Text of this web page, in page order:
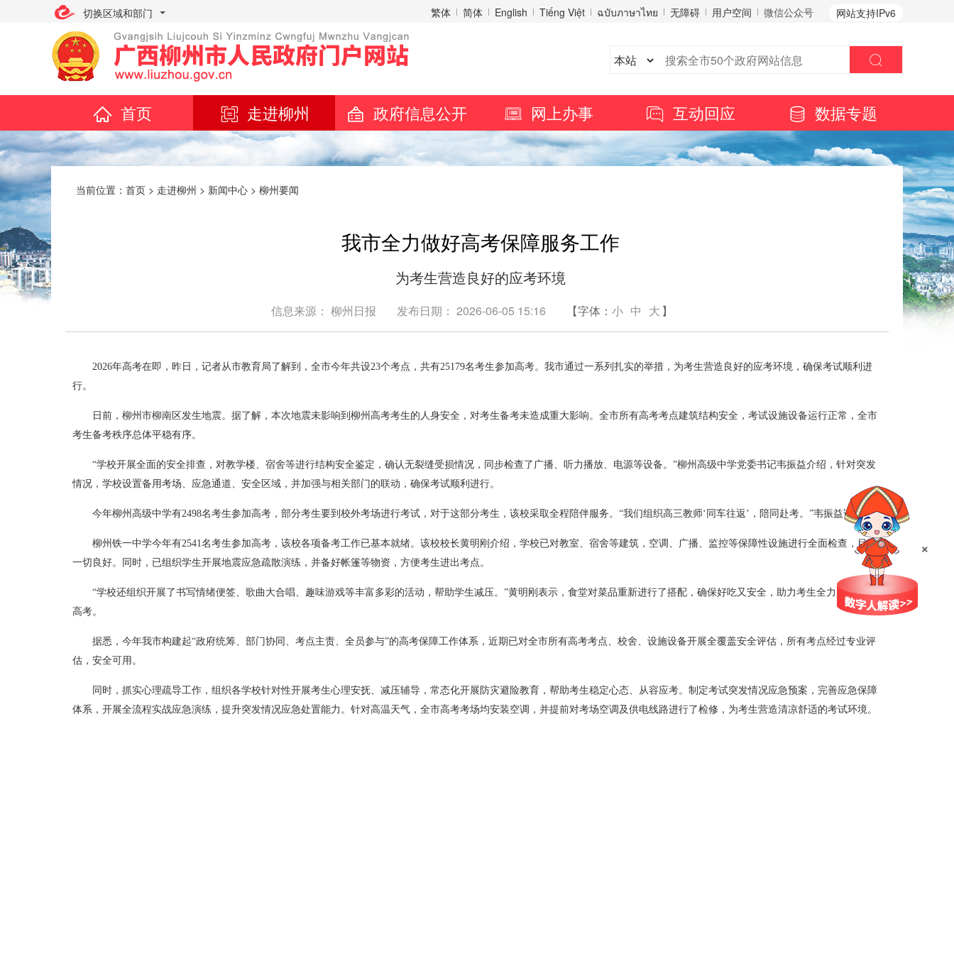
切换区域和部门 网站支持IPv6
繁体 简体 English Tiếng Việt ฉบับภาษาไทย 无障碍 用户空间 微信公众号
首页 走进柳州 政府信息公开 网上办事 互动回应 数据专题
当前位置： 首页 > 走进柳州 > 新闻中心 > 柳州要闻
我市全力做好高考保障服务工作
为考生营造良好的应考环境
信息来源： 柳州日报 发布日期： 2026-06-05 15:16 【字体： 小 中 大 】
2026年高考在即，昨日，记者从市教育局了解到，全市今年共设23个考点，共有25179名考生参加高考。我市通过一系列扎实的举措，为考生营造良好的应考环境，确保考试顺利进
行。
日前，柳州市柳南区发生地震。据了解，本次地震未影响到柳州高考考生的人身安全，对考生备考未造成重大影响。全市所有高考考点建筑结构安全，考试设施设备运行正常，全市
考生备考秩序总体平稳有序。
“学校开展全面的安全排查，对教学楼、宿舍等进行结构安全鉴定，确认无裂缝受损情况，同步检查了广播、听力播放、电源等设备。”柳州高级中学党委书记韦振益介绍，针对突发
情况，学校设置备用考场、应急通道、安全区域，并加强与相关部门的联动，确保考试顺利进行。
今年柳州高级中学有2498名考生参加高考，部分考生要到校外考场进行考试，对于这部分考生，该校采取全程陪伴服务。“我们组织高三教师‘同车往返’，陪同赴考。”韦振益说。
柳州铁一中学今年有2541名考生参加高考，该校各项备考工作已基本就绪。该校校长黄明刚介绍，学校已对教室、宿舍等建筑，空调、广播、监控等保障性设施进行全面检查，目前
一切良好。同时，已组织学生开展地震应急疏散演练，并备好帐篷等物资，方便考生进出考点。
“学校还组织开展了书写情绪便签、歌曲大合唱、趣味游戏等丰富多彩的活动，帮助学生减压。”黄明刚表示，食堂对菜品重新进行了搭配，确保好吃又安全，助力考生全力以赴冲刺
高考。
据悉，今年我市构建起“政府统筹、部门协同、考点主责、全员参与”的高考保障工作体系，近期已对全市所有高考考点、校舍、设施设备开展全覆盖安全评估，所有考点经过专业评
估，安全可用。
同时，抓实心理疏导工作，组织各学校针对性开展考生心理安抚、减压辅导，常态化开展防灾避险教育，帮助考生稳定心态、从容应考。制定考试突发情况应急预案，完善应急保障
体系，开展全流程实战应急演练，提升突发情况应急处置能力。针对高温天气，全市高考考场均安装空调，并提前对考场空调及供电线路进行了检修，为考生营造清凉舒适的考试环境。
×